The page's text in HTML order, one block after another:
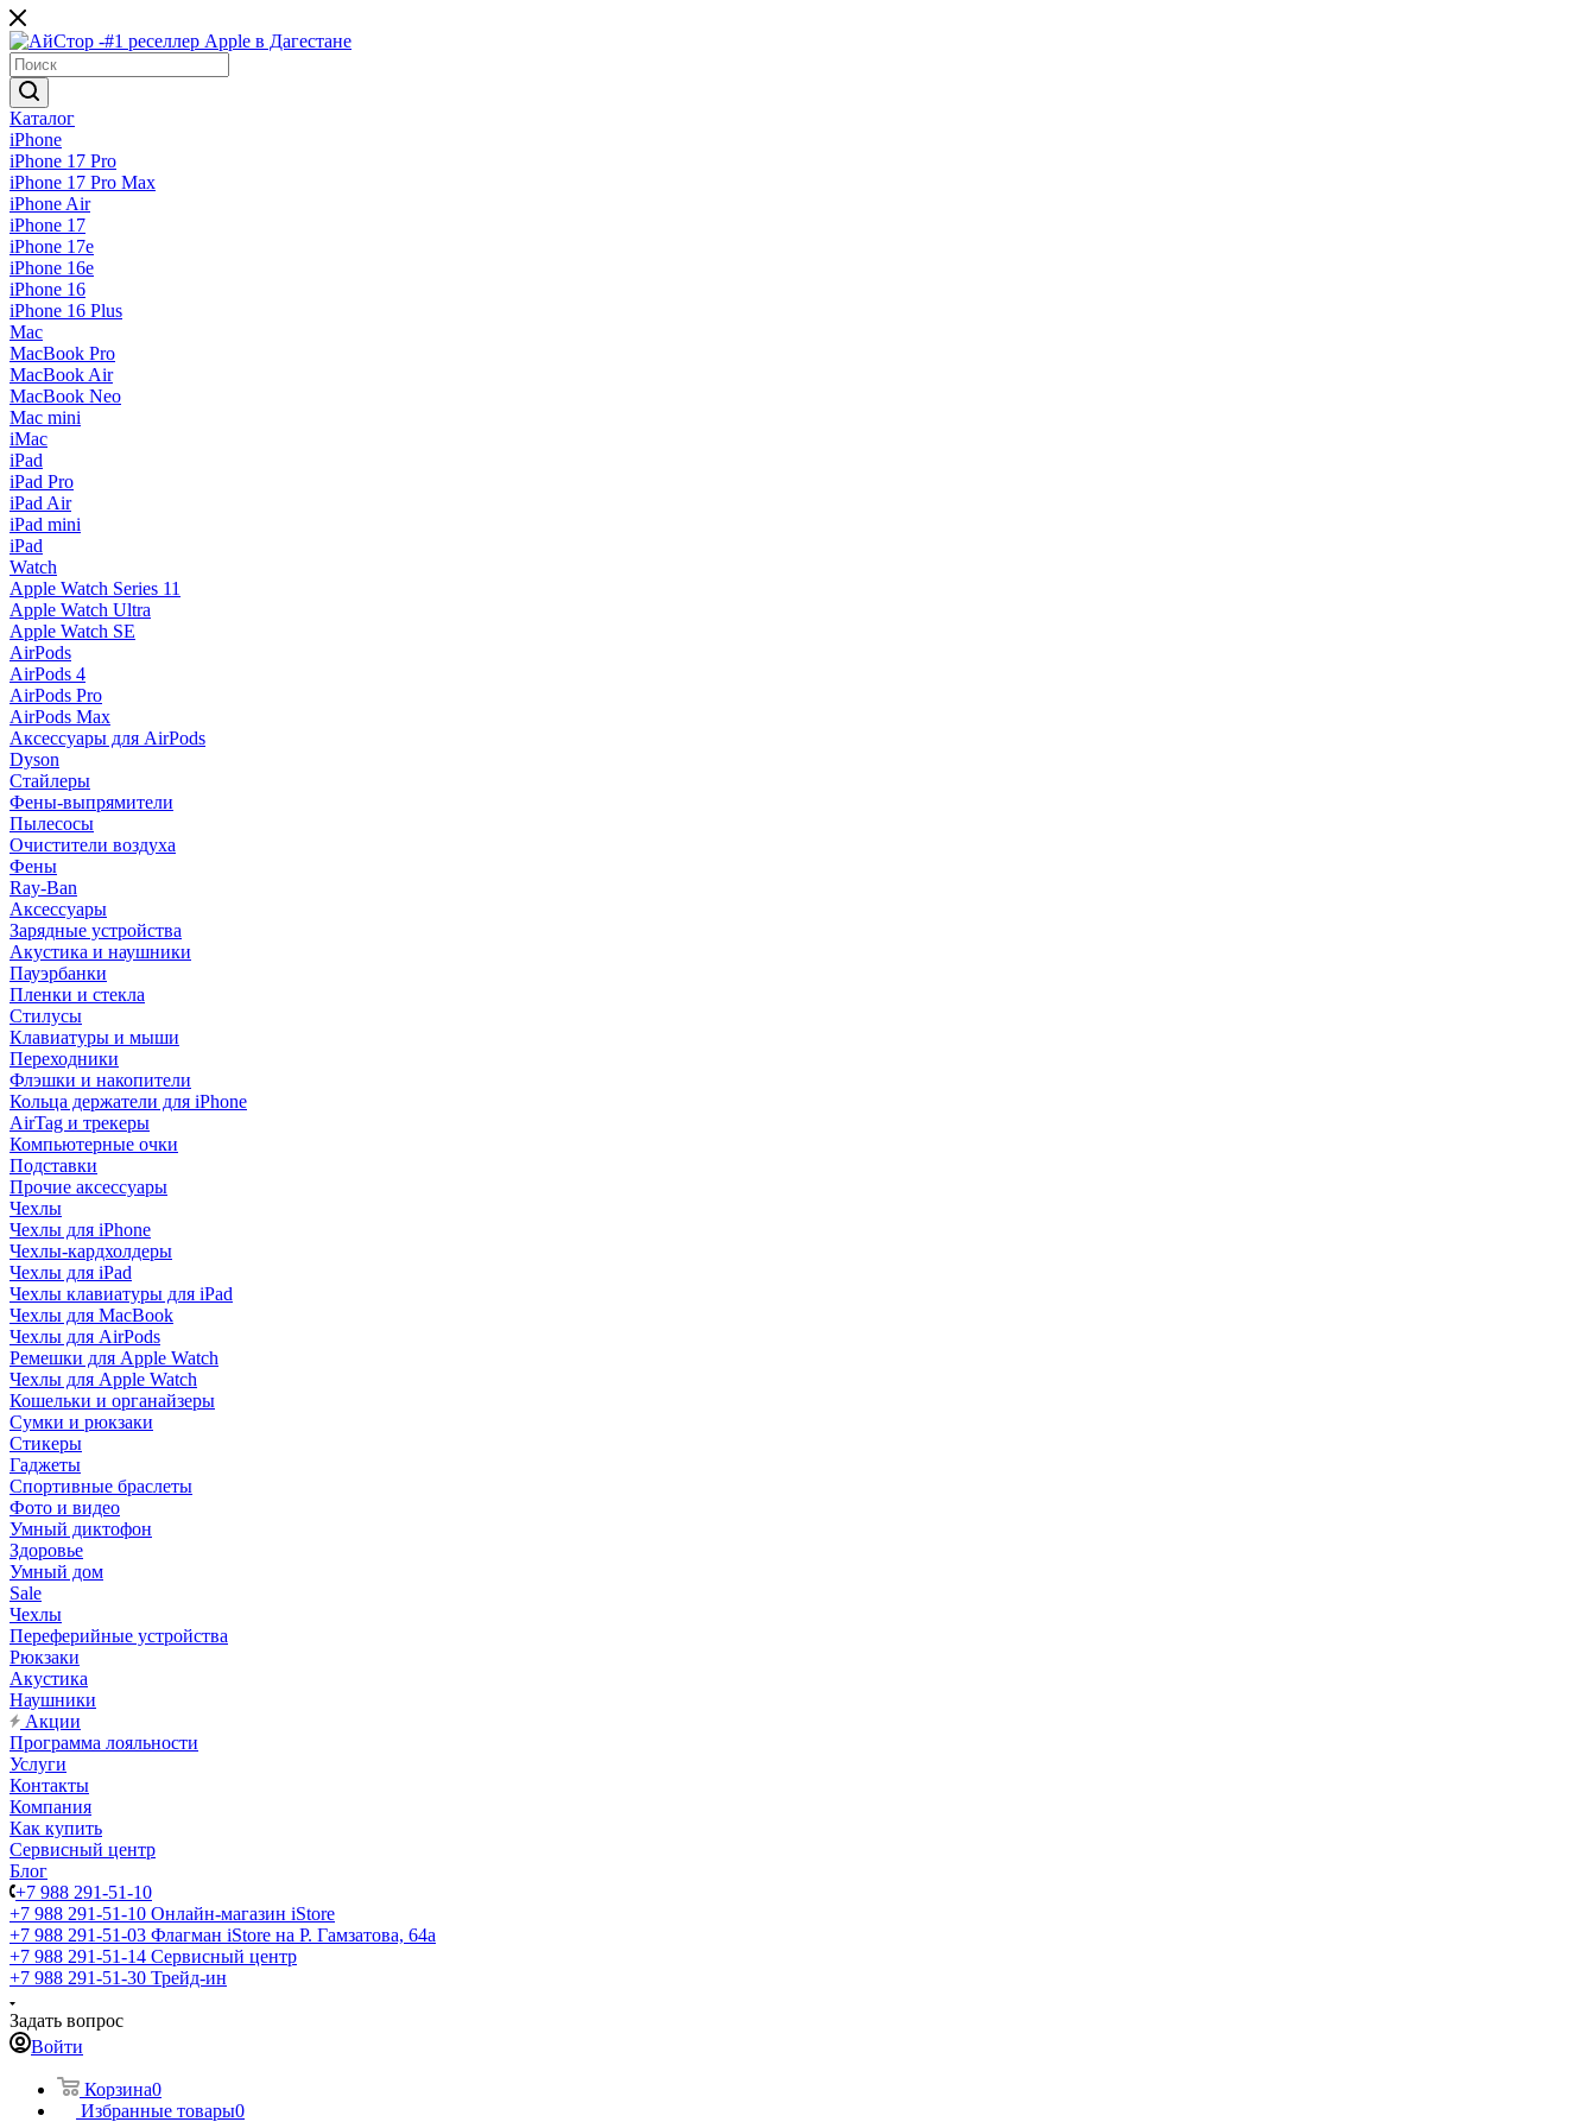
Каталог
iPhone
iPhone 17 Pro
iPhone 17 Pro Max
iPhone Air
iPhone 17
iPhone 17e
iPhone 16e
iPhone 16
iPhone 16 Plus
Mac
MacBook Pro
MacBook Air
MacBook Neo
Mac mini
iMac
iPad
iPad Pro
iPad Air
iPad mini
iPad
Watch
Apple Watch Series 11
Apple Watch Ultra
Apple Watch SE
AirPods
AirPods 4
AirPods Pro
AirPods Max
Аксессуары для AirPods
Dyson
Стайлеры
Фены-выпрямители
Пылесосы
Очистители воздуха
Фены
Ray-Ban
Аксессуары
Зарядные устройства
Акустика и наушники
Пауэрбанки
Пленки и стекла
Стилусы
Клавиатуры и мыши
Переходники
Флэшки и накопители
Кольца держатели для iPhone
AirTag и трекеры
Компьютерные очки
Подставки
Прочие аксессуары
Чехлы
Чехлы для iPhone
Чехлы-кардхолдеры
Чехлы для iPad
Чехлы клавиатуры для iPad
Чехлы для MacBook
Чехлы для AirPods
Ремешки для Apple Watch
Чехлы для Apple Watch
Кошельки и органайзеры
Сумки и рюкзаки
Стикеры
Гаджеты
Спортивные браслеты
Фото и видео
Умный диктофон
Здоровье
Умный дом
Sale
Чехлы
Переферийные устройства
Рюкзаки
Акустика
Наушники
Акции
Программа лояльности
Услуги
Контакты
Компания
Как купить
Сервисный центр
Блог
+7 988 291-51-10
+7 988 291-51-10 Онлайн-магазин iStore
+7 988 291-51-03 Флагман iStore на Р. Гамзатова, 64а
+7 988 291-51-14 Сервисный центр
+7 988 291-51-30 Трейд-ин
Задать вопрос
Войти
Корзина0
Избранные товары0